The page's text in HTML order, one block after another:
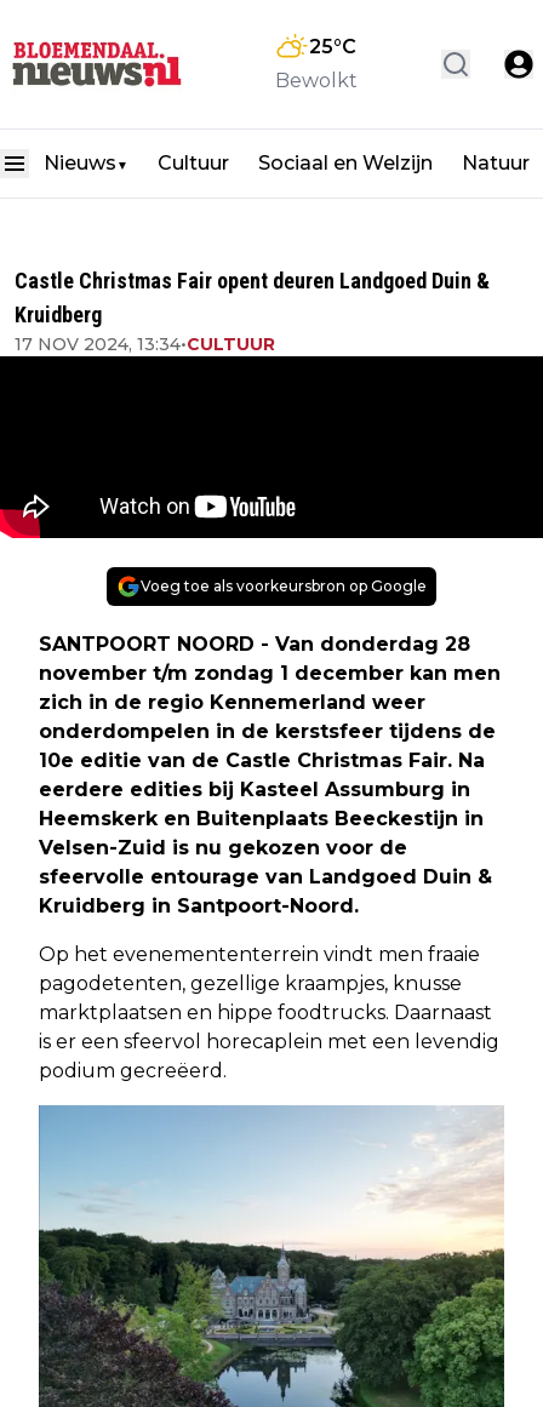
25°C
Bewolkt
Nieuws ▼ Cultuur Sociaal en Welzijn Natuur
Castle Christmas Fair opent deuren Landgoed Duin &
Kruidberg
17 NOV 2024, 13:34•CULTUUR
Voeg toe als voorkeursbron op Google
SANTPOORT NOORD - Van donderdag 28
november t/m zondag 1 december kan men
zich in de regio Kennemerland weer
onderdompelen in de kerstsfeer tijdens de
10e editie van de Castle Christmas Fair. Na
eerdere edities bij Kasteel Assumburg in
Heemskerk en Buitenplaats Beeckestijn in
Velsen-Zuid is nu gekozen voor de
sfeervolle entourage van Landgoed Duin &
Kruidberg in Santpoort-Noord.
Op het evenemententerrein vindt men fraaie
pagodetenten, gezellige kraampjes, knusse
marktplaatsen en hippe foodtrucks. Daarnaast
is er een sfeervol horecaplein met een levendig
podium gecreëerd.